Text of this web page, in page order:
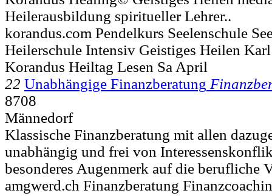
Heilerausbildung spiritueller Lehrer..
korandus.com Pendelkurs Seelenschule
Heilerschule Intensiv Geistiges Heilen
Korandus Heiltag Lesen Sa April
22 Unabhängige Finanzberatung
8708
Männedorf
Klassische Finanzberatung mit allen
unabhängig und frei von
besonderes Augenmerk auf die berufliche
amgwerd.ch Finanzberatung